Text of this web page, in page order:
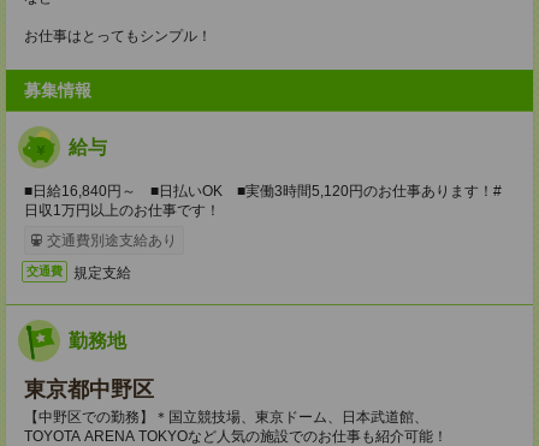
お仕事はとってもシンプル！
募集情報
給与
■日給16,840円～ ■日払いOK ■実働3時間5,120円のお仕事あります！#
日収1万円以上のお仕事です！
交通費別途支給あり
交通費 規定支給
勤務地
東京都中野区
【中野区での勤務】＊国立競技場、東京ドーム、日本武道館、
TOYOTA ARENA TOKYOなど人気の施設でのお仕事も紹介可能！